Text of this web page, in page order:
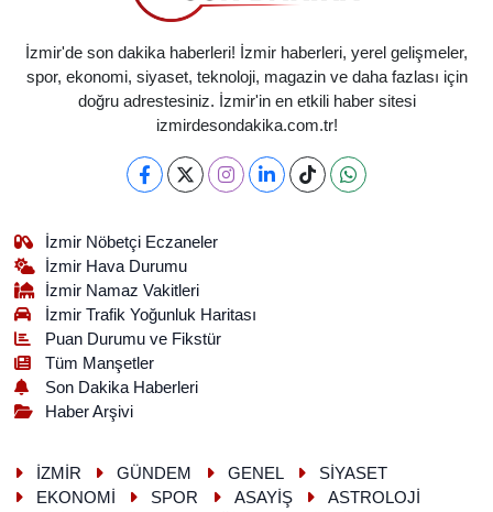
İzmir'de son dakika haberleri! İzmir haberleri, yerel gelişmeler,
spor, ekonomi, siyaset, teknoloji, magazin ve daha fazlası için
doğru adrestesiniz. İzmir'in en etkili haber sitesi
izmirdesondakika.com.tr!
İzmir Nöbetçi Eczaneler
İzmir Hava Durumu
İzmir Namaz Vakitleri
İzmir Trafik Yoğunluk Haritası
Puan Durumu ve Fikstür
Tüm Manşetler
Son Dakika Haberleri
Haber Arşivi
İZMİR GÜNDEM GENEL
SİYASET
EKONOMİ
SPOR ASAYİŞ
ASTROLOJİ